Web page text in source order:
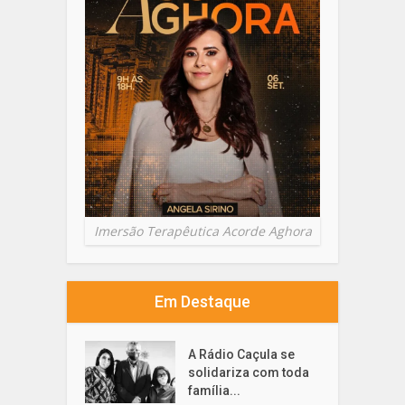
Imersão Terapêutica Acorde Aghora
Em Destaque
A Rádio Caçula se
solidariza com toda
família...